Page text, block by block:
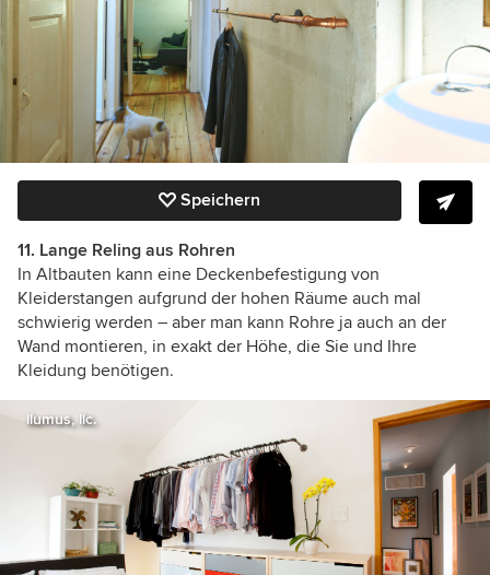
Speichern
11. Lange Reling aus Rohren
In Altbauten kann eine Deckenbefestigung von
Kleiderstangen aufgrund der hohen Räume auch mal
schwierig werden – aber man kann Rohre ja auch an der
Wand montieren, in exakt der Höhe, die Sie und Ihre
Kleidung benötigen.
ilumus, llc.